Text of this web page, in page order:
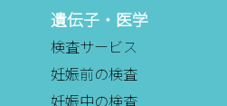
遺伝子・医学
検査サービス
妊娠前の検査
妊娠中の検査